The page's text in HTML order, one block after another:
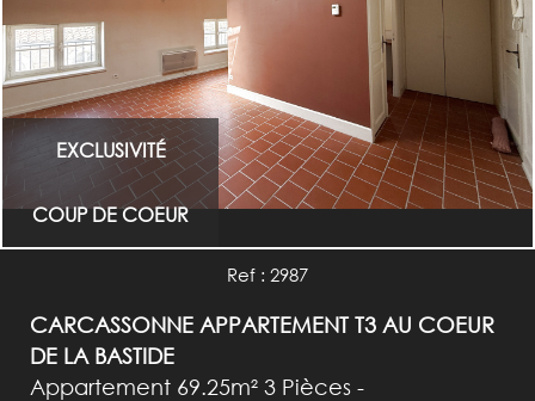
EXCLUSIVITÉ
COUP DE COEUR
Ref : 2987
CARCASSONNE APPARTEMENT T3 AU COEUR
DE LA BASTIDE
Appartement 69.25m² 3 Pièces -